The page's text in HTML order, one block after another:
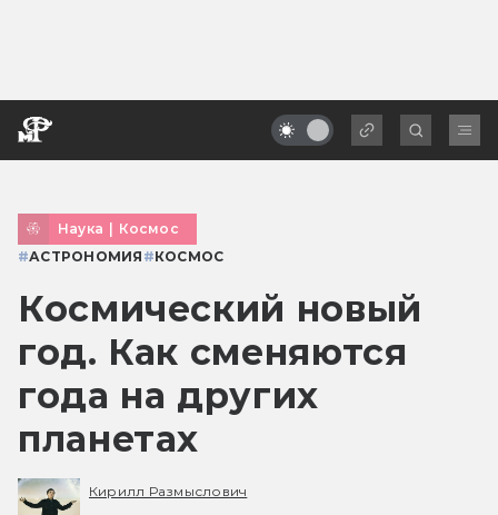
Наука | Космос
#АСТРОНОМИЯ #КОСМОС
Космический новый
год. Как сменяются
года на других
планетах
Кирилл Размыслович